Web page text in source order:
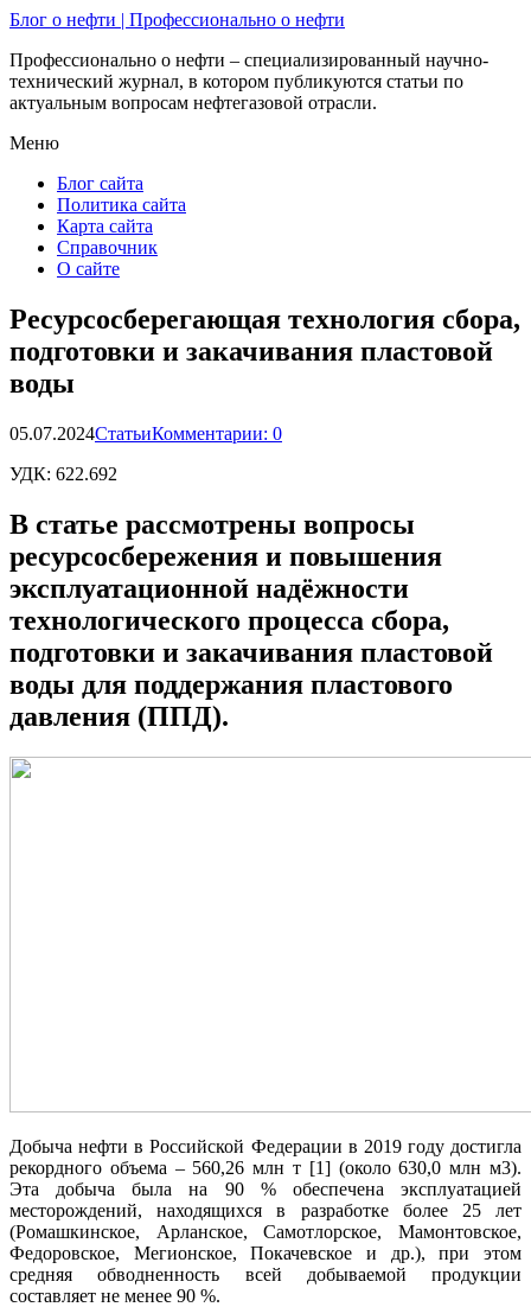
Блог о нефти | Профессионально о нефти
Профессионально о нефти – специализированный научно-
технический журнал, в котором публикуются статьи по
актуальным вопросам нефтегазовой отрасли.
Меню
Блог сайта
Политика сайта
Карта сайта
Справочник
О сайте
Ресурсосберегающая технология сбора,
подготовки и закачивания пластовой
воды
05.07.2024СтатьиКомментарии: 0
УДК: 622.692
В статье рассмотрены вопросы
ресурсосбережения и повышения
эксплуатационной надёжности
технологического процесса сбора,
подготовки и закачивания пластовой
воды для поддержания пластового
давления (ППД).
Добыча нефти в Российской Федерации в 2019 году достигла
рекордного объема – 560,26 млн т [1] (около 630,0 млн м3).
Эта добыча была на 90 % обеспечена эксплуатацией
месторождений, находящихся в разработке более 25 лет
(Ромашкинское, Арланское, Самотлорское, Мамонтовское,
Федоровское, Мегионское, Покачевское и др.), при этом
средняя обводненность всей добываемой продукции
составляет не менее 90 %.